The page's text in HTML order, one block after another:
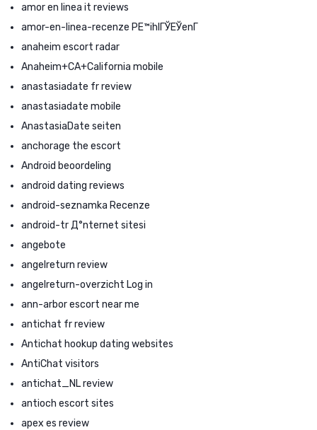
amor en linea it reviews
amor-en-linea-recenze PЕ™ihlГЎЕЎenГ­
anaheim escort radar
Anaheim+CA+California mobile
anastasiadate fr review
anastasiadate mobile
AnastasiaDate seiten
anchorage the escort
Android beoordeling
android dating reviews
android-seznamka Recenze
android-tr Д°nternet sitesi
angebote
angelreturn review
angelreturn-overzicht Log in
ann-arbor escort near me
antichat fr review
Antichat hookup dating websites
AntiChat visitors
antichat_NL review
antioch escort sites
apex es review